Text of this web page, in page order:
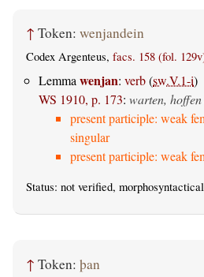
↑ Token: wenjandein
Codex Argenteus, facs. 158 (fol.
Lemma wenjan: verb(sw.V.1-i)
WS 1910, p. 173: warten,
present participle: weak
singular
present participle: weak
Status: not verified,
↑ Token: þan